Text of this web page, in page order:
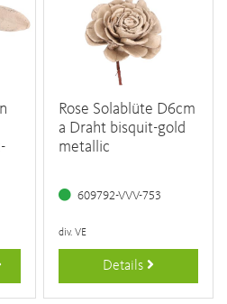
Rose Solablüte D6cm
a Draht bisquit-gold
metallic
609792-VVV-753
div. VE
Details